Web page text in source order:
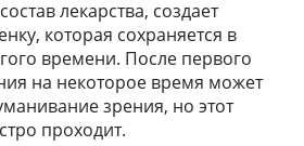
лекарства, создает
которая сохраняется в
времени. После первого
на некоторое время может
зрения, но этот
проходит.